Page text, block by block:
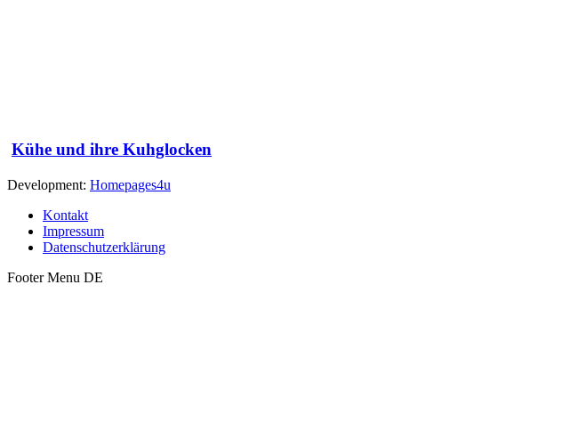
Kühe und ihre Kuhglocken
Development: Homepages4u
Kontakt
Impressum
Datenschutzerklärung
Footer Menu DE